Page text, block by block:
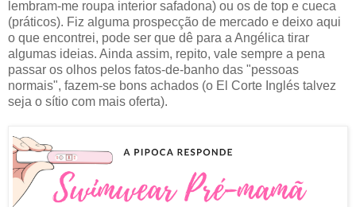
lembram-me roupa interior safadona) ou os de top e cueca
(práticos). Fiz alguma prospecção de mercado e deixo aqui
o que encontrei, pode ser que dê para a Angélica tirar
algumas ideias. Ainda assim, repito, vale sempre a pena
passar os olhos pelos fatos-de-banho das "pessoas
normais", fazem-se bons achados (o El Corte Inglés talvez
seja o sítio com mais oferta).